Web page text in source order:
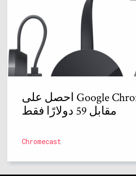
احصل على Google Chromecast Ultra
مقابل 59 دولارًا فقط
Chromecast